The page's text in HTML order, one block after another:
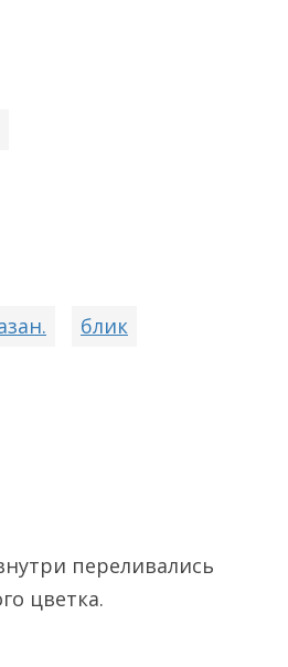
блик
переливались
цветка.